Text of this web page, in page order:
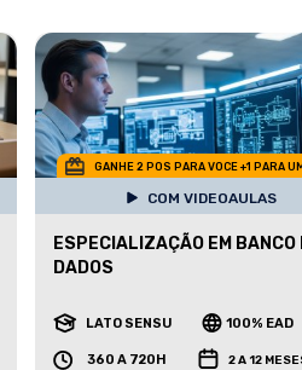
GANHE 2 POS PARA VOCE +1 PARA
COM VIDEOAULAS
ESPECIALIZAÇÃO EM BANCO
DADOS
LATO SENSU 100% EAD
360 A 720H 2 A 12